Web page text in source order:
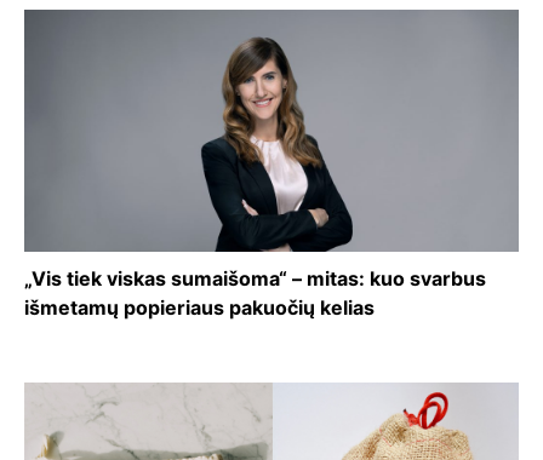
„Vis tiek viskas sumaišoma“ – mitas: kuo svarbus
išmetamų popieriaus pakuočių kelias